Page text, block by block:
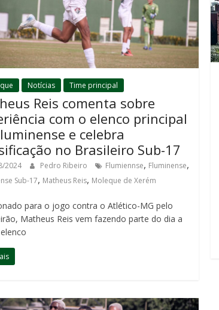
Notícias Time principal
Reis comenta sobre
com o elenco principal
e celebra
no Brasileiro Sub-17
2024 Pedro Ribeiro Flumiennse, Fluminense,
Sub-17, Matheus Reis, Moleque de Xerém
para o jogo contra o Atlético-MG pelo
Matheus Reis vem fazendo parte do dia a